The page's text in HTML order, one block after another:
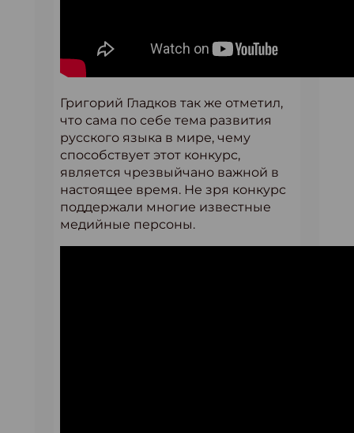
Григорий Гладков так же отметил,
что сама по себе тема развития
русского языка в мире, чему
способствует этот конкурс,
является чрезвыйчано важной в
настоящее время. Не зря конкурс
поддержали многие известные
медийные персоны.